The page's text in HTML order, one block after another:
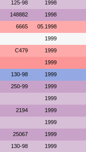
125-98 1998
148882 1998
6665 05.1998
1999
C479 1999
1999
130-98 1999
250-99 1999
1999
2194 1999
1999
25067 1999
130-98 1999